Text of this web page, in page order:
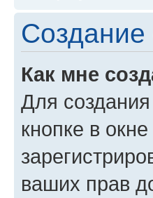
Как мне
Для
кнопке в
ваших прав